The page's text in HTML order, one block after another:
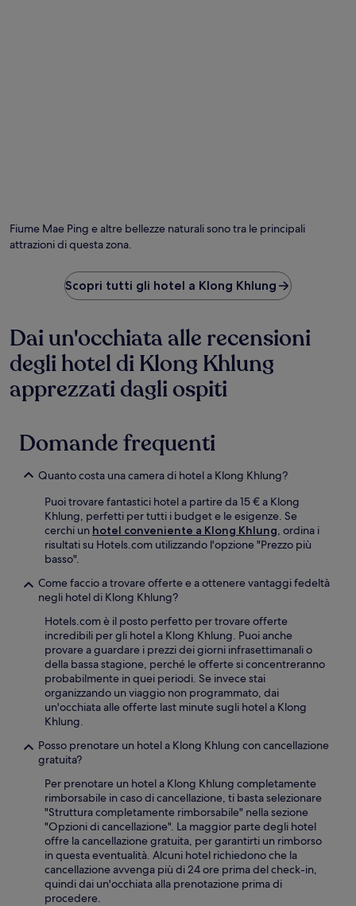
Fiume Mae Ping e altre bellezze naturali sono tra le principali
attrazioni di questa zona.
Scopri tutti gli hotel a Klong Khlung
Dai un'occhiata alle recensioni
degli hotel di Klong Khlung
apprezzati dagli ospiti
Domande frequenti
Quanto costa una camera di hotel a Klong Khlung?
Puoi trovare fantastici hotel a partire da 15 € a Klong
Khlung, perfetti per tutti i budget e le esigenze. Se
cerchi un hotel conveniente a Klong Khlung, ordina i
risultati su Hotels.com utilizzando l'opzione "Prezzo più
basso".
Come faccio a trovare offerte e a ottenere vantaggi fedeltà
negli hotel di Klong Khlung?
Hotels.com è il posto perfetto per trovare offerte
incredibili per gli hotel a Klong Khlung. Puoi anche
provare a guardare i prezzi dei giorni infrasettimanali o
della bassa stagione, perché le offerte si concentreranno
probabilmente in quei periodi. Se invece stai
organizzando un viaggio non programmato, dai
un'occhiata alle offerte last minute sugli hotel a Klong
Khlung.
Posso prenotare un hotel a Klong Khlung con cancellazione
gratuita?
Per prenotare un hotel a Klong Khlung completamente
rimborsabile in caso di cancellazione, ti basta selezionare
"Struttura completamente rimborsabile" nella sezione
"Opzioni di cancellazione". La maggior parte degli hotel
offre la cancellazione gratuita, per garantirti un rimborso
in questa eventualità. Alcuni hotel richiedono che la
cancellazione avvenga più di 24 ore prima del check-in,
quindi dai un'occhiata alla prenotazione prima di
procedere.